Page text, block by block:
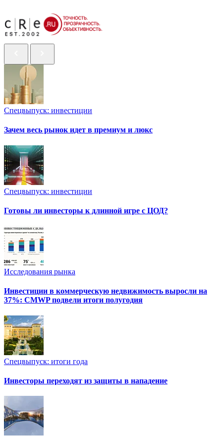
Спецвыпуск: инвестиции
Зачем весь рынок идет в премиум и люкс
Спецвыпуск: инвестиции
Готовы ли инвесторы к длинной игре с ЦОД?
Исследования рынка
Инвестиции в коммерческую недвижимость выросли на
37%: CMWP подвели итоги полугодия
Спецвыпуск: итоги года
Инвесторы переходят из защиты в нападение